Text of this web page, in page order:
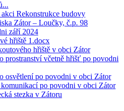
Rekonstrukce budovy
Zátor – Loučky, č.p. 98
září 2024
hřiště 1.docx
hřiště v obci Zátor
prostranství včetně hřišť po povodni
osvětlení po povodni v obci Zátor
po povodni v obci Zátor
stezka v Zátoru